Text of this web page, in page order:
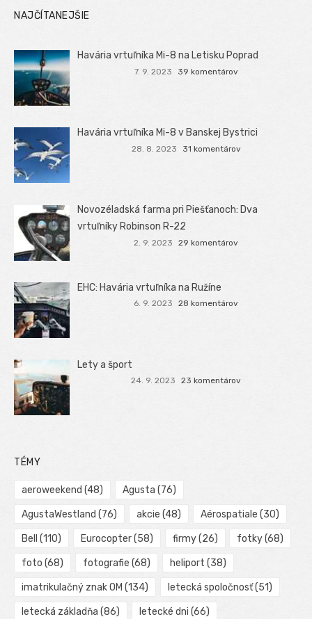
NAJČÍTANEJŠIE
Havária vrtuľníka Mi-8 na Letisku Poprad
7. 9. 2023 39 komentárov
Havária vrtuľníka Mi-8 v Banskej Bystrici
28. 8. 2023 31 komentárov
Novozéladská farma pri Piešťanoch: Dva
vrtuľníky Robinson R-22
2. 9. 2023 29 komentárov
EHC: Havária vrtuľníka na Ružíne
6. 9. 2023 28 komentárov
Lety a šport
24. 9. 2023 23 komentárov
TÉMY
aeroweekend (48) Agusta (76)
AgustaWestland (76) akcie (48) Aérospatiale (30)
Bell (110) Eurocopter(58) firmy(26) fotky(68)
foto (68) fotografie (68) heliport (38)
imatrikulačný znak OM (134) letecká spoločnosť(51)
letecká základňa (86) letecké dni (66)